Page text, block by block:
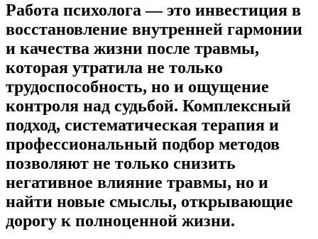
Работа психолога — это инвестиция в
восстановление внутренней гармонии
и качества жизни после травмы,
которая утратила не только
трудоспособность, но и ощущение
контроля над судьбой. Комплексный
подход, систематическая терапия и
профессиональный подбор методов
позволяют не только снизить
негативное влияние травмы, но и
найти новые смыслы, открывающие
дорогу к полноценной жизни.